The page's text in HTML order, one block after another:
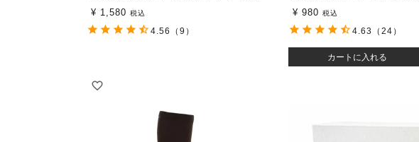
¥ 1,580 税込
4.56 （9）
¥ 980 税込
カートに入れる
4.63 （24）